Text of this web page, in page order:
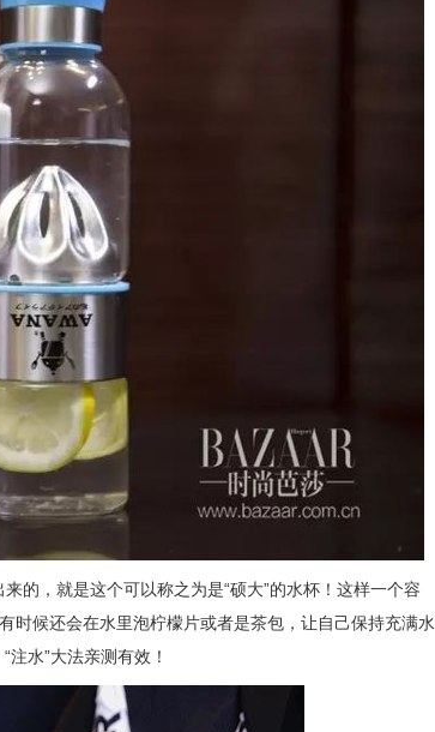
的，就是这个可以称之为是“硕大”的水杯！这样一个容
时候还会在水里泡柠檬片或者是茶包，让自己保持充满水
水”大法亲测有效！